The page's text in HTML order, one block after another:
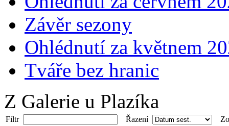
Závěr sezony
Ohlédnutí za květnem
Tváře bez hranic
Z Galerie u Plazíka
Filtr Řazení